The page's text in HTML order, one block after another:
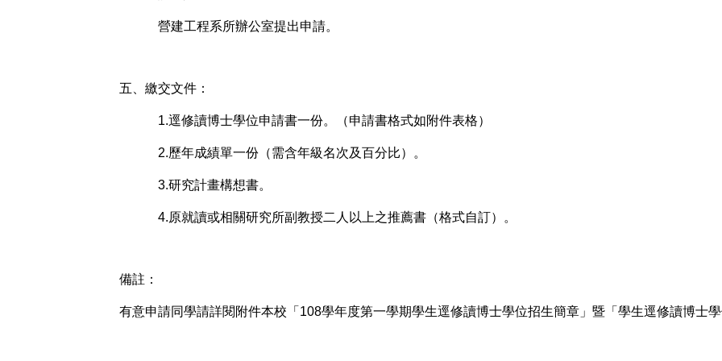
營建工程系所辦公室提出申請。
五、繳交文件：
1.逕修讀博士學位申請書一份。（申請書格式如附件表格）
2.歷年成績單一份（需含年級名次及百分比）。
3.研究計畫構想書。
4.原就讀或相關研究所副教授二人以上之推薦書（格式自訂）。
備註：
有意申請同學請詳閱附件本校「108學年度第一學期學生逕修讀博士學位招生簡章」暨「學生逕修讀博士